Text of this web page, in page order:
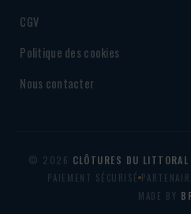
CGV
Politique des cookies
Nous contacter
© 2026 CLÔTURES DU LITTORAL
PAIEMENT SÉCURISÉ
MADE BY